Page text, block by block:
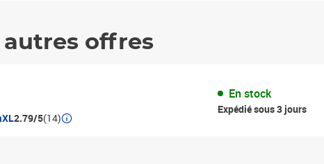
autres offres
2.79/5(14)
En stock
Expédié sous 3 jours